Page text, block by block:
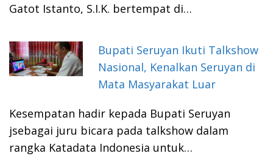
Gatot Istanto, S.I.K. bertempat di…
Bupati Seruyan Ikuti Talkshow
Nasional, Kenalkan Seruyan di
Mata Masyarakat Luar
Kesempatan hadir kepada Bupati Seruyan
jsebagai juru bicara pada talkshow dalam
rangka Katadata Indonesia untuk…